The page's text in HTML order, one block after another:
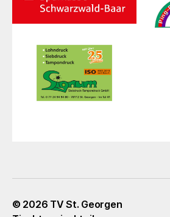
© 2026 TV St. Georgen